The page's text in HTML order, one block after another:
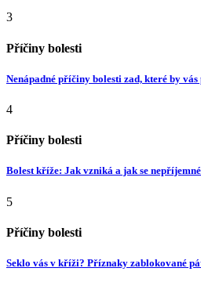
3
Příčiny bolesti
Nenápadné příčiny bolesti zad, které by
4
Příčiny bolesti
Bolest kříže: Jak vzniká a jak se
5
Příčiny bolesti
Seklo vás v kříži? Příznaky zablokované